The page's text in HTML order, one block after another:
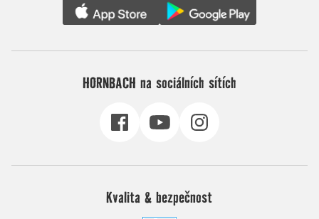
HORNBACH na sociálních sítích
Kvalita & bezpečnost